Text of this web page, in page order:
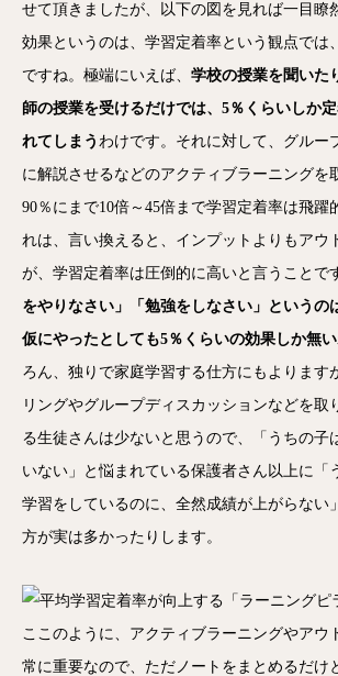
せて頂きましたが、以下の図を見れば一目瞭
効果というのは、学習定着率という観点では
ですね。極端にいえば、 学校の授業を聞いた
師の授業を受けるだけでは、5％くらいしか
れてしまう わけです。それに対して、グルー
に解説させるなどのアクティブラーニングを
90％にまで10倍～45倍まで学習定着率は飛躍
れは、言い換えると、インプットよりもアウ
が、学習定着率は圧倒的に高いと言うことで
をやりなさい」「勉強をしなさい」というの
仮にやったとしても5％くらいの効果しか無い
ろん、独りで家庭学習する仕方にもよります
リングやグループディスカッションなどを取
る生徒さんは少ないと思うので、「うちの子
いない」と悩まれている保護者さん以上に「
学習をしているのに、全然成績が上がらない
方が実は多かったりします。
ここのように、アクティブラーニングやアウ
常に重要なので、ただノートをまとめるだけ